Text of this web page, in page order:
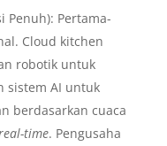
Penuh): Pertama-
Cloud kitchen
robotik untuk
sistem AI untuk
berdasarkan cuaca
time. Pengusaha